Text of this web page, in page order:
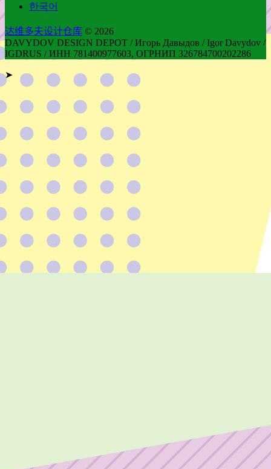
한국어
达维多夫设计仓库 © 2026
DAVYDOV DESIGN DEPOT / Игорь Давыдов / Igor Davydov /
IGDRUS / ИНН 781400977603, ОГРНИП 326784700202286
➤